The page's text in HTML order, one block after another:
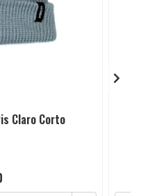
Claro Corto